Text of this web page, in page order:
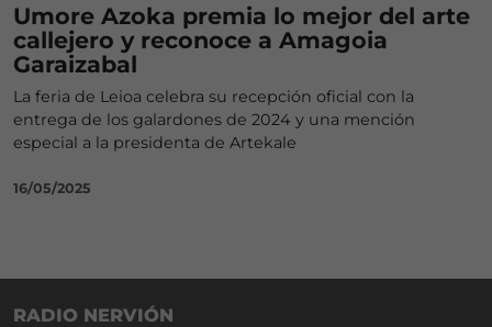
Umore Azoka premia lo mejor del arte
callejero y reconoce a Amagoia
Garaizabal
La feria de Leioa celebra su recepción oficial con la
entrega de los galardones de 2024 y una mención
especial a la presidenta de Artekale
16/05/2025
RADIO NERVIÓN